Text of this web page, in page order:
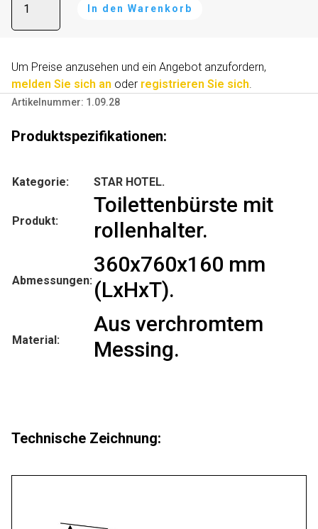
mit
rollenhalter
In den Warenkorb
r
n
a
Um Preise anzusehen und ein Angebot anzufordern,
melden Sie sich an oder registrieren Sie sich.
Artikelnummer: 1.09.28
Produktspezifikationen:
Kategorie: STAR HOTEL.
Produkt:
Toilettenbürste mit
rollenhalter.
Abmessungen:
360x760x160 mm
(LxHxT).
Material:
Aus verchromtem
Messing.
Technische Zeichnung: